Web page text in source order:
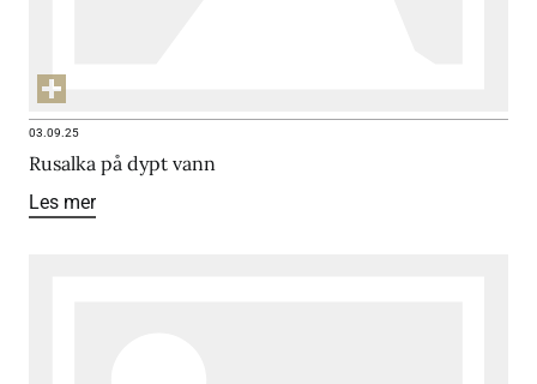
03.09.25
Rusalka på dypt vann
Les mer